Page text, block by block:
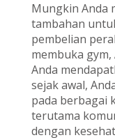
Mungkin Anda
tambahan
pembelian
membuka
Anda
sejak awal,
pada berbagai
terutama
dengan